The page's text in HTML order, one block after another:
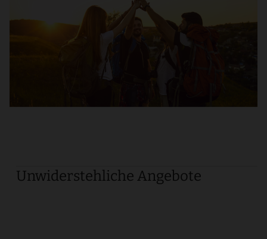
Unwiderstehliche Angebote